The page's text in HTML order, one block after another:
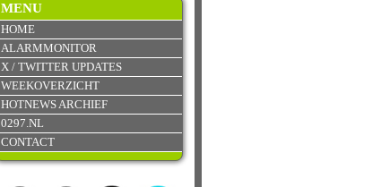
MENU
HOME
ALARMMONITOR
X / TWITTER UPDATES
WEEKOVERZICHT
HOTNEWS ARCHIEF
0297.NL
CONTACT